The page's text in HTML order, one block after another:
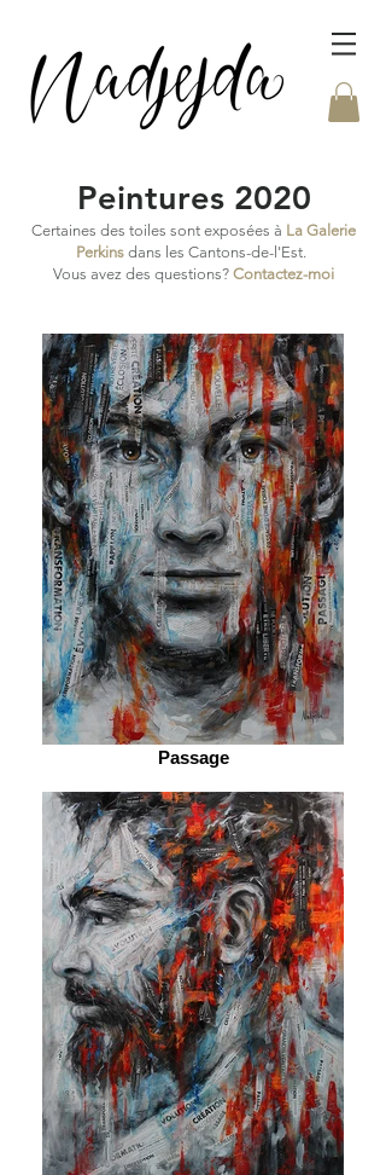
Peintures 2020
Certaines des toiles sont exposées à La Galerie
Perkins dans les Cantons-de-l'Est.
Vous avez des questions? Contactez-moi
Passage